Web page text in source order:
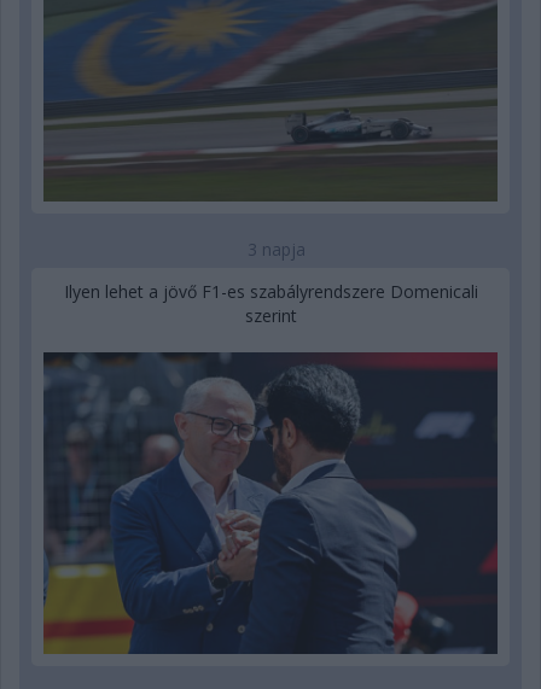
3 napja
Ilyen lehet a jövő F1-es szabályrendszere Domenicali
szerint